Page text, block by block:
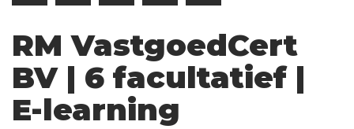
RM VastgoedCert
BV | 6 facultatief |
E-learning